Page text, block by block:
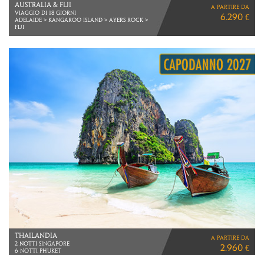
THAILANDIA
3 NOTTI BANGKOK
6 NOTTI KOH SAMUI
VOLI DIRETTI ITA AIRWAYS
a partire da
1.890 €
TANZANIA
SERENGETI E ZANZIBAR
VIAGGIO DI 11 GIORNI
a partire da
3.580 €